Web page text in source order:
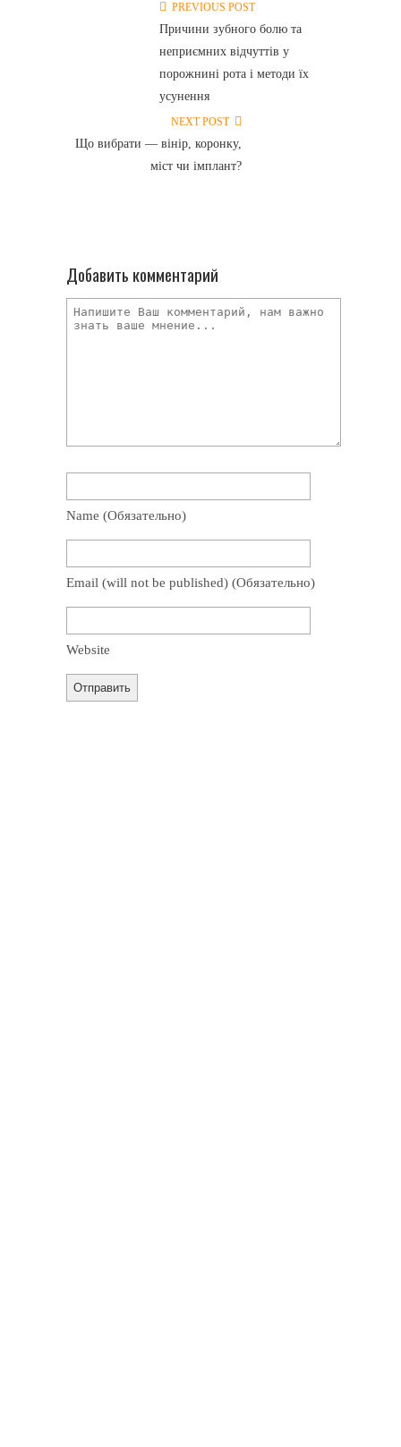
PREVIOUS POST
Причини зубного болю та
неприємних відчуттів у
порожнині рота і методи їх
усунення
NEXT POST
Що вибрати — вінір, коронку,
міст чи імплант?
Добавить комментарий
Name (обязательно)
Email (will not be published) (обязательно)
Website